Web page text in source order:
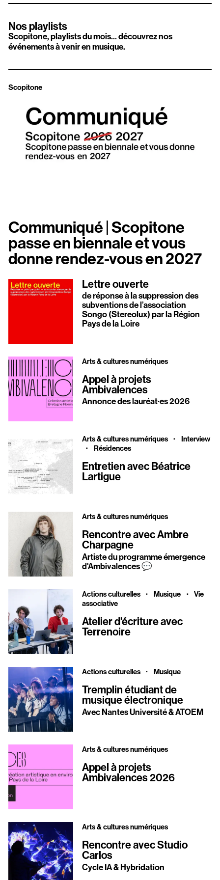
Scopitone
Communiqué | Scopitone
passe en biennale et vous
donne rendez-vous en 2027
Lettre ouverte
de réponse à la suppression des
subventions de l’association
Songo (Stereolux) par la Région
Pays de la Loire
Arts & cultures numériques
Appel à projets
Ambivalences
Annonce des lauréat·es 2026
Arts & cultures numériques · Interview
· Résidences
Entretien avec Béatrice
Lartigue
Arts & cultures numériques
Rencontre avec Ambre
Charpagne
Artiste du programme émergence
d'Ambivalences 💬
Actions culturelles · Musique · Vie
associative
Atelier d'écriture avec
Terrenoire
Actions culturelles · Musique
Tremplin étudiant de
musique électronique
Avec Nantes Université & ATOEM
Arts & cultures numériques
Appel à projets
Ambivalences 2026
Arts & cultures numériques
Rencontre avec Studio
Carlos
Cycle IA & Hybridation
Nos playlists
Scopitone, playlists du mois... découvrez nos
événements à venir en musique.